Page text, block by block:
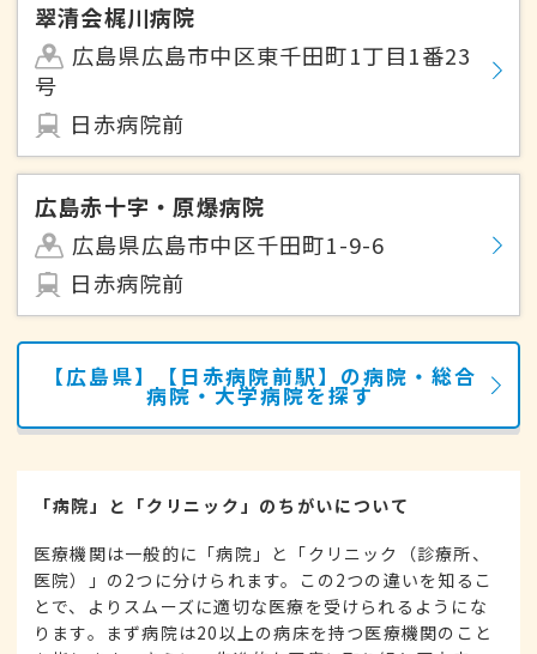
翠清会梶川病院
広島県広島市中区東千田町1丁目1番23
号
日赤病院前
広島赤十字・原爆病院
広島県広島市中区千田町1-9-6
日赤病院前
【広島県】【日赤病院前駅】の病院・総合
病院・大学病院を探す
「病院」と「クリニック」のちがいについて
医療機関は一般的に「病院」と「クリニック（診療所、
医院）」の2つに分けられます。この2つの違いを知るこ
とで、よりスムーズに適切な医療を受けられるようにな
ります。まず病院は20以上の病床を持つ医療機関のこと